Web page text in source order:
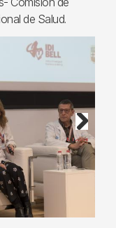
de Salud.
Next